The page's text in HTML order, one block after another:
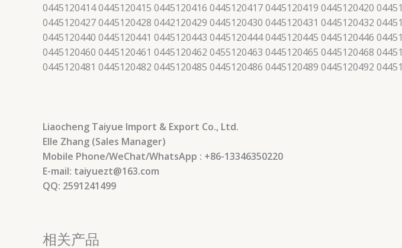
0445120414 0445120415 0445120416 0445120417 0445120419 0445120420
0445120427 0445120428 0442120429 0445120430 0445120431 0445120432
0445120440 0445120441 0445120443 0445120444 0445120445 0445120446
0445120460 0445120461 0445120462 0455120463 0445120465 0445120468
0445120481 0445120482 0445120485 0445120486 0445120489 0445120492
Liaocheng Taiyue Import & Export Co., Ltd.
Elle Zhang (Sales Manager)
Mobile Phone/WeChat/WhatsApp : +86-13346350220
E-mail: taiyuezt@163.com
QQ: 2591241499
相关产品